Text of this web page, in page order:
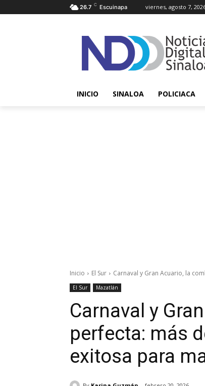
26.7 C Escuinapa viernes, agosto 7,
INICIO SINALOA POLICIACA
Inicio El Sur Carnaval y Gran Acuario, la
El Sur Mazatlán
Carnaval y
perfecta: más
exitosa para